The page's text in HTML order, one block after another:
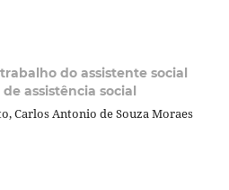
do assistente social
assistência social
Carlos Antonio de Souza Moraes